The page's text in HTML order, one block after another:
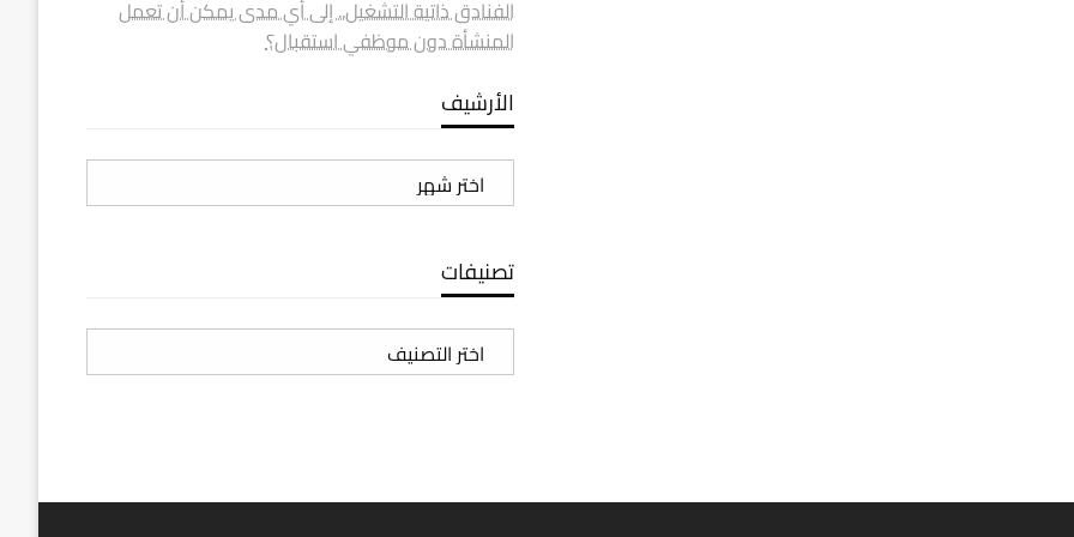
الفنادق ذاتية التشغيل.. إلى أي مدى يمكن أن تعمل
المنشأة دون موظفي استقبال؟
الأرشيف
الأرشيف
تصنيفات
تصنيفات